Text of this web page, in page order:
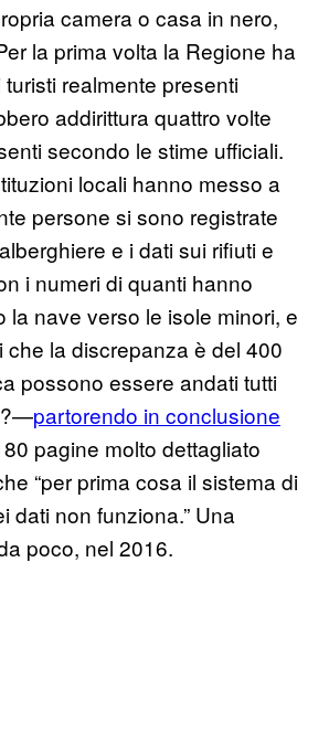
camera o casa in nero,
la prima volta la Regione ha
realmente presenti
addirittura quattro volte
secondo le stime ufficiali.
locali hanno messo a
persone si sono registrate
e i dati sui rifiuti e
i numeri di quanti hanno
la nave verso le isole minori, e
la discrepanza è del 400
possono essere andati tutti
partorendo in conclusione
pagine molto dettagliato
“per prima cosa il sistema di
dati non funziona.” Una
poco, nel 2016.